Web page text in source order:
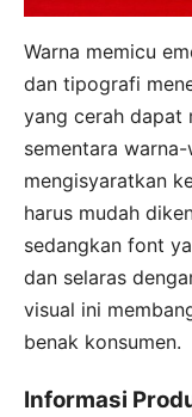
Warna memicu
dan tipografi
yang cerah dapat
sementara
mengisyaratkan
harus mudah
sedangkan font
dan selaras
visual ini
benak konsumen.
Informasi